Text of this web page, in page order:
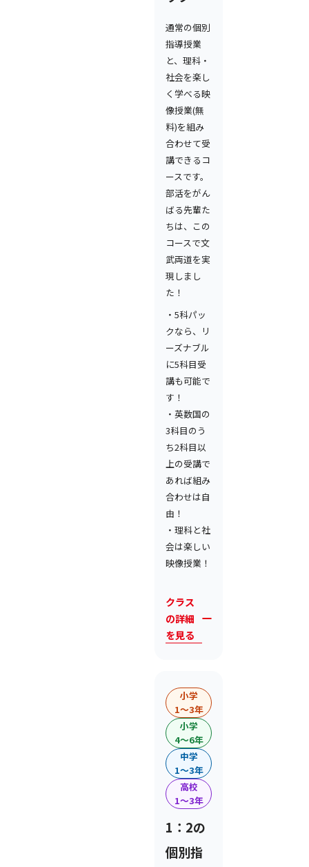
通常の個別
指導授業
と、理科・
社会を楽し
く学べる映
像授業(無
料)を組み
合わせて受
講できるコ
ースです。
部活をがん
ばる先輩た
ちは、この
コースで文
武両道を実
現しまし
た！
・5科パッ
クなら、リ
ーズナブル
に5科目受
講も可能で
す！
・英数国の
3科目のう
ち2科目以
上の受講で
あれば組み
合わせは自
由！
・理科と社
会は楽しい
映像授業！
クラス
の詳細
を見る
小学
1〜3年
小学
4〜6年
中学
1〜3年
高校
1〜3年
1：2の
個別指